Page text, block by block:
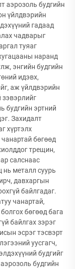
аэрозоль будгийн
үйлдвэрийн
гадаад
чадварыг
туяаг
наранд
энгийн будгийн
идэвх,
аж үйлдвэрийн
зэвэрлийг
будгийн эртний
Захидалт
хүртэлх
бөгөөд
трещин,
салснаас
нь металл суурь
давхаргын
байлгадаг.
чанартай,
бөгөөд бага
байлгах зэрэг
эсрэг тэсвэрт
уусгагч,
будгийг
будгийн